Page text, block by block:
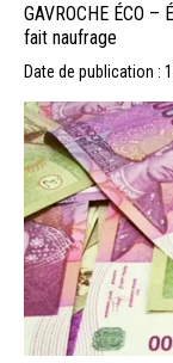
GAVROCHE ÉCO –
fait naufrage
Date de publication :